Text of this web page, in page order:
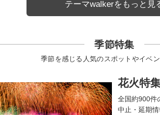
テーマwalkerをもっと見
季節特集
季節を感じる人気のスポットやイベ
花火特
全国約900件
中止・延期